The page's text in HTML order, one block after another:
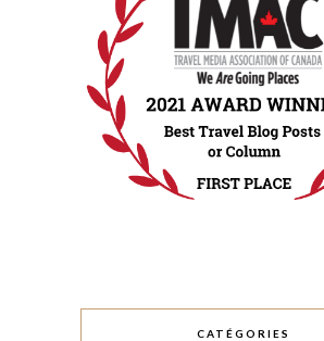
CATÉGORIES